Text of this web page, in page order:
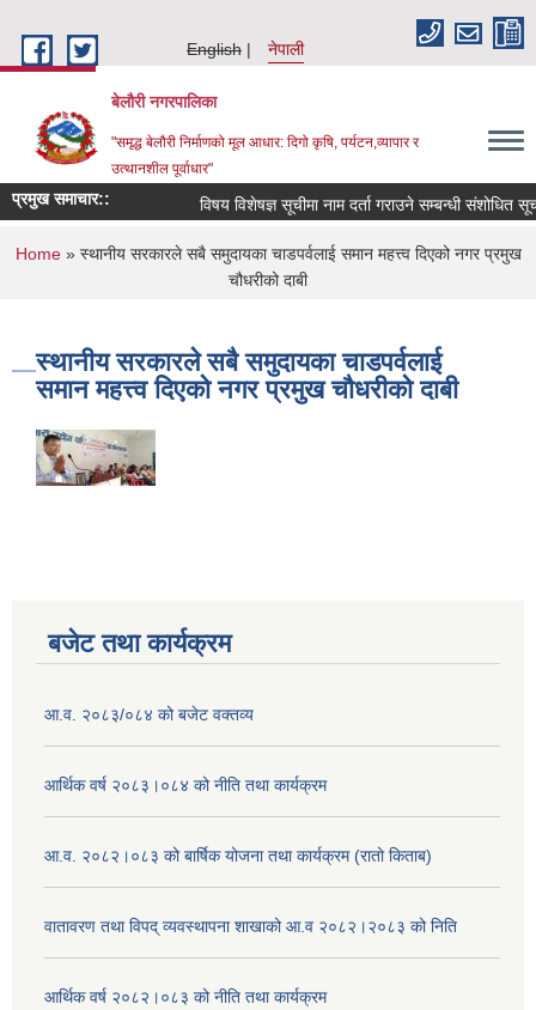
English
नेपाली
बेलौरी नगरपालिका
"समृद्ध बेलौरी निर्माणको मूल आधार: दिगो कृषि, पर्यटन,व्यापार र
उत्थानशील पूर्वाधार"
प्रमुख समाचार:: विषय विशेषज्ञ सूचीमा नाम दर्ता गराउने सम्बन्धी संशोधित सूचना ।
You are here
Home» स्थानीय सरकारले सबै समुदायका चाडपर्वलाई समान महत्त्व दिएको नगर प्रमुख
चौधरीको दाबी
स्थानीय सरकारले सबै समुदायका चाडपर्वलाई
समान महत्त्व दिएको नगर प्रमुख चौधरीको दाबी
बजेट तथा कार्यक्रम
आ.व. २०८३/०८४ को बजेट वक्तव्य
आर्थिक वर्ष २०८३।०८४ को नीति तथा कार्यक्रम
आ.व. २०८२।०८३ को बार्षिक योजना तथा कार्यक्रम (रातो किताब)
वातावरण तथा विपद् व्यवस्थापना शाखाको आ.व २०८२।२०८३ को निति
आर्थिक वर्ष २०८२।०८३ को नीति तथा कार्यक्रम